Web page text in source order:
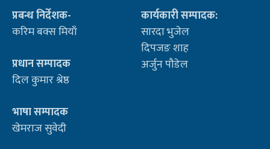
प्रबन्ध निर्देशक-
करिम बक्स मियाँ
प्रधान सम्पादक
दिल कुमार श्रेष्ठ
भाषा सम्पादक
खेमराज सुवेदी
कार्यकारी सम्पादक:
सारदा भुजेल
दिपजङ शाह
अर्जुन पौडेल